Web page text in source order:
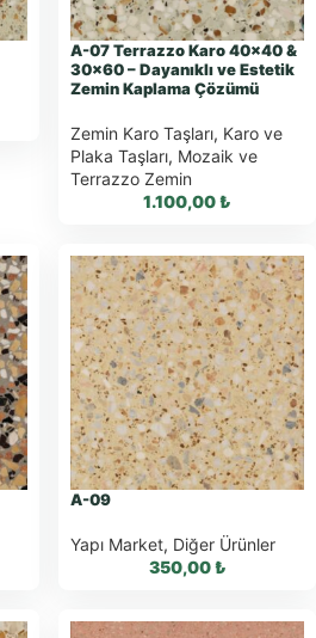
A-07 Terrazzo Karo 40×40 &
30×60 – Dayanıklı ve Estetik
Zemin Kaplama Çözümü
Zemin Karo Taşları, Karo ve
Plaka Taşları, Mozaik ve
Terrazzo Zemin
1.100,00₺
WhatsApp ile
Sipariş
WhatsApp Teklif
Al
A-09
Yapı Market, Diğer Ürünler
350,00₺